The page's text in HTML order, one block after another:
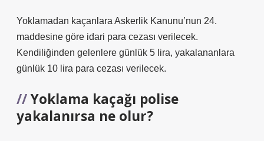
Yoklamadan kaçanlara Askerlik Kanunu’nun 24.
maddesine göre idari para cezası verilecek.
Kendiliğinden gelenlere günlük 5 lira, yakalananlara
günlük 10 lira para cezası verilecek.
Yoklama kaçağı polise
yakalanırsa ne olur?